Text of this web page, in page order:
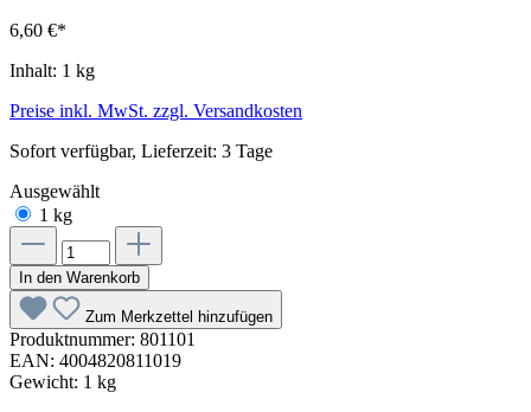
6,60 €*
Inhalt: 1 kg
Preise inkl. MwSt. zzgl. Versandkosten
Sofort verfügbar, Lieferzeit: 3 Tage
Ausgewählt
1 kg
In den Warenkorb
Zum Merkzettel hinzufügen
Produktnummer: 801101
EAN: 4004820811019
Gewicht: 1 kg